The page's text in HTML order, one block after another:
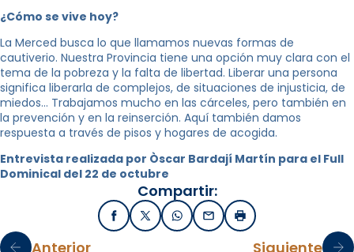
¿Cómo se vive hoy?
La Merced busca lo que llamamos nuevas formas de
cautiverio. Nuestra Provincia tiene una opción muy clara con el
tema de la pobreza y la falta de libertad. Liberar una persona
significa liberarla de complejos, de situaciones de injusticia, de
miedos… Trabajamos mucho en las cárceles, pero también en
la prevención y en la reinserción. Aquí también damos
respuesta a través de pisos y hogares de acogida.
Entrevista realizada por Òscar Bardají Martín para el Full
Dominical del 22 de octubre
Compartir:
FacebookX / TwitterWhatsApp
EmailImprimir
Anterior Siguiente